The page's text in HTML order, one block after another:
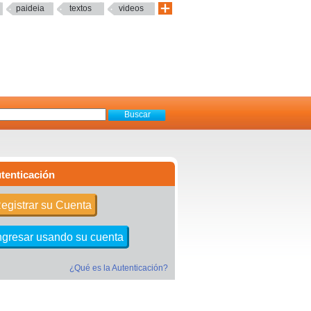
paideia textos videos
su Cuenta
usando su cuenta
¿Qué es la Autenticación?